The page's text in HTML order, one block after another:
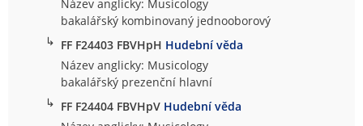
Název anglicky: Musicology
bakalářský kombinovaný jednooborový
↳ FF F24403 FBVHpH Hudební věda
Název anglicky: Musicology
bakalářský prezenční hlavní
↳ FF F24404 FBVHpV Hudební věda